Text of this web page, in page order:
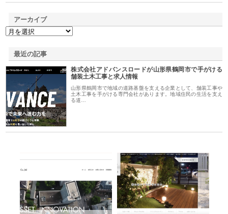
アーカイブ
最近の記事
株式会社アドバンスロードが山形県鶴岡市で手がける
舗装土木工事と求人情報
山形県鶴岡市で地域の道路基盤を支える企業として、舗装工事や
土木工事を手がける専門会社があります。地域住民の生活を支え
る道…